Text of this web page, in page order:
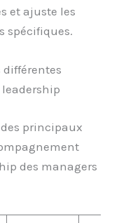
et ajuste les
spécifiques.
différentes
principaux
des managers